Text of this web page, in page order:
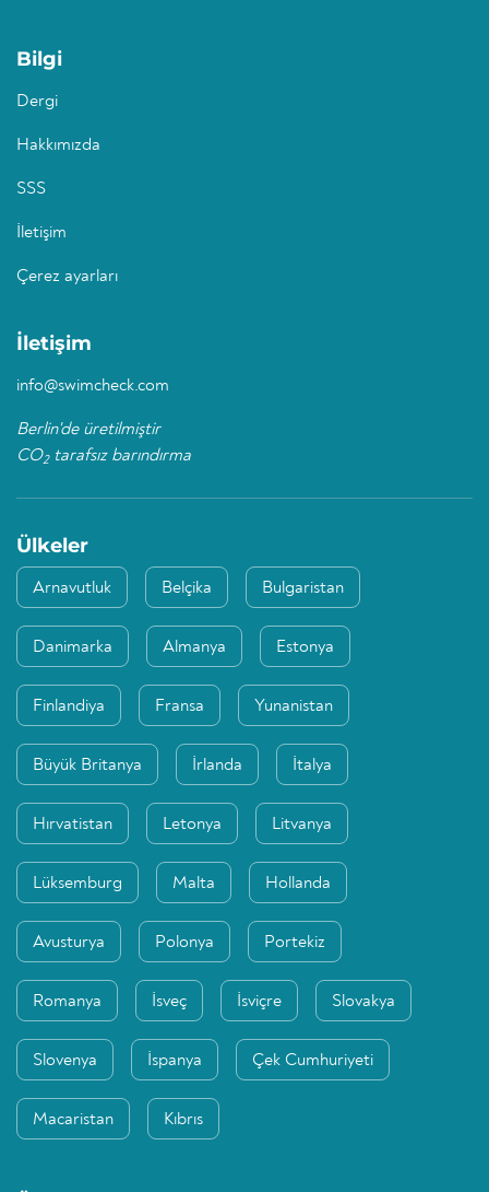
Bilgi
Dergi
Hakkımızda
SSS
İletişim
Çerez ayarları
İletişim
info@swimcheck.com
Berlin'de üretilmiştir
CO2tarafsız barındırma
Ülkeler
Arnavutluk Belçika Bulgaristan
Danimarka Almanya Estonya
Finlandiya Fransa Yunanistan
Büyük Britanya İrlanda İtalya
Hırvatistan Letonya Litvanya
Lüksemburg Malta Hollanda
Avusturya Polonya Portekiz
Romanya İsveç İsviçre Slovakya
Slovenya İspanya Çek Cumhuriyeti
Macaristan Kıbrıs